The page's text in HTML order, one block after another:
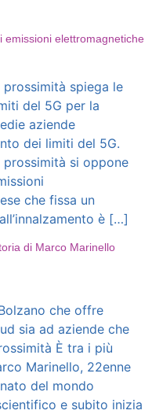
emissioni elettromagnetiche
prossimità spiega le
del 5G per la
aziende
dei limiti del 5G.
prossimità si oppone
che fissa un
è […]
di Marco Marinello
che offre
sia ad aziende che
È tra i più
Marinello, 22enne
del mondo
e subito inizia